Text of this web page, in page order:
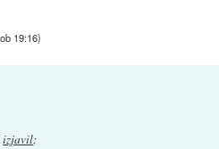
19:16)
izjavil: